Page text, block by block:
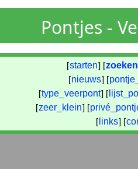
Pontjes -
[starten] [zoeken
[nieuws] [
[type_veerpont] [
[zeer_klein] [
[ links] [